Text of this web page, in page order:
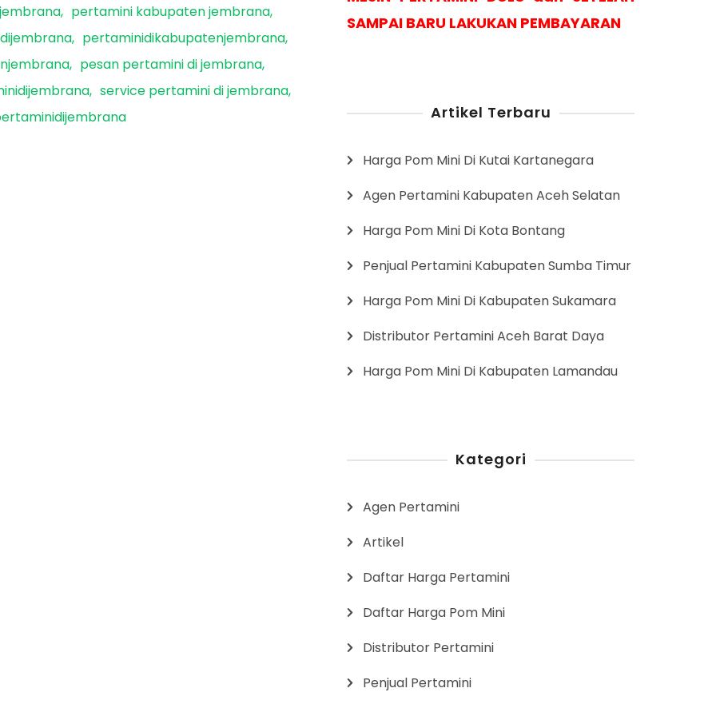
pertamini kabupaten jembrana
pertaminidikabupatenjembrana
pesan pertamini di jembrana
service pertamini di jembrana
SAMPAI BARU LAKUKAN PEMBAYARAN
Artikel Terbaru
Harga Pom Mini Di Kutai Kartanegara
Agen Pertamini Kabupaten Aceh Selatan
Harga Pom Mini Di Kota Bontang
Penjual Pertamini Kabupaten Sumba Timur
Harga Pom Mini Di Kabupaten Sukamara
Distributor Pertamini Aceh Barat Daya
Harga Pom Mini Di Kabupaten Lamandau
Kategori
Agen Pertamini
Artikel
Daftar Harga Pertamini
Daftar Harga Pom Mini
Distributor Pertamini
Penjual Pertamini